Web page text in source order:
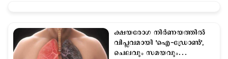
ക്ഷയരോഗ നിർണയത്തിൽ
വിപ്ലവമായി 'ഐ-ഡ്രോൺ',
ചെലവും സമയവും